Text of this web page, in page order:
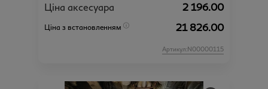
Ціна аксесуара 2 196.00
Ціна з встановленням 21 826.00
Артикул:N00000115